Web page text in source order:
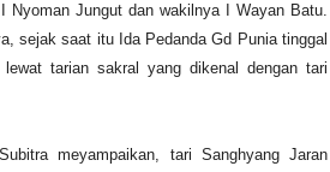
Nyoman Jungut dan wakilnya I Wayan Batu.
sejak saat itu Ida Pedanda Gd Punia tinggal
tarian sakral yang dikenal dengan tari
meyampaikan, tari Sanghyang Jaran